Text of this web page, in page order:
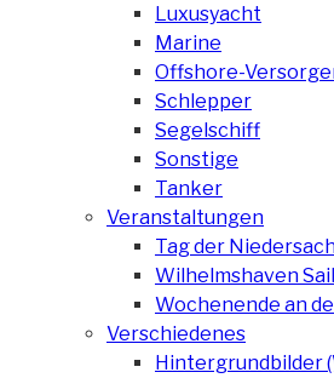
Luxusyacht
Marine
Offshore-
Schlepper
Segelschiff
Sonstige
Tanker
Veranstaltungen
Tag der
Wilhelmshaven
Wochenende an
Verschiedenes
Hintergrundbilder